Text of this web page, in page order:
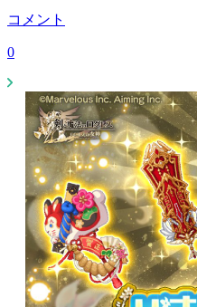
コメント
0